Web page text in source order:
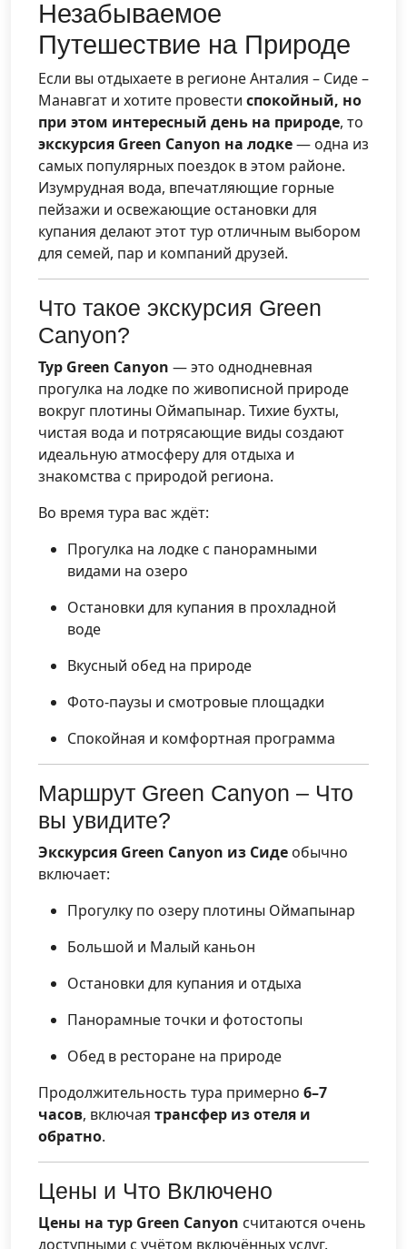
Незабываемое
Путешествие на Природе
Если вы отдыхаете в регионе Анталия – Сиде –
Манавгат и хотите провести спокойный, но
при этом интересный день на природе, то
экскурсия Green Canyon на лодке— одна из
самых популярных поездок в этом районе.
Изумрудная вода, впечатляющие горные
пейзажи и освежающие остановки для
купания делают этот тур отличным выбором
для семей, пар и компаний друзей.
Что такое экскурсия Green
Canyon?
Тур Green Canyon — это однодневная
прогулка на лодке по живописной природе
вокруг плотины Оймапынар. Тихие бухты,
чистая вода и потрясающие виды создают
идеальную атмосферу для отдыха и
знакомства с природой региона.
Во время тура вас ждёт:
Прогулка на лодке с панорамными
видами на озеро
Остановки для купания в прохладной
воде
Вкусный обед на природе
Фото-паузы и смотровые площадки
Спокойная и комфортная программа
Маршрут Green Canyon – Что
вы увидите?
Экскурсия Green Canyon из Сиде обычно
включает:
Прогулку по озеру плотины Оймапынар
Большой и Малый каньон
Остановки для купания и отдыха
Панорамные точки и фотостопы
Обед в ресторане на природе
Продолжительность тура примерно 6–7
часов, включая трансфер из отеля и
обратно.
Цены и Что Включено
Цены на тур Green Canyon считаются очень
доступными с учётом включённых услуг.